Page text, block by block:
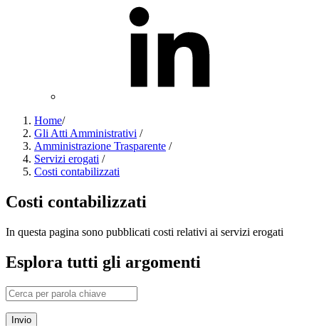
Home/
Gli Atti Amministrativi /
Amministrazione Trasparente /
Servizi erogati /
Costi contabilizzati
Costi contabilizzati
In questa pagina sono pubblicati costi relativi ai servizi erogati
Esplora tutti gli argomenti
Invio